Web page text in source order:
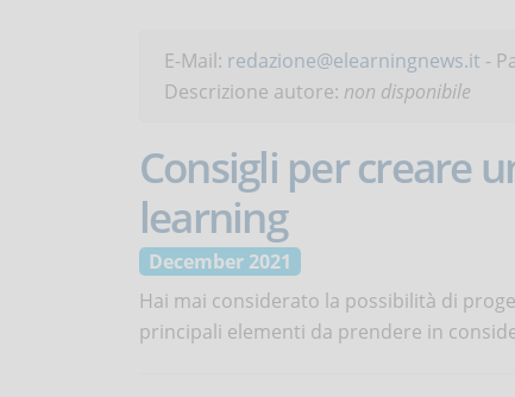
E-Mail: redazione@elearningnews.it -
Descrizione autore: non disponibile
Consigli per creare
learning
December 2021
Hai mai considerato la possibilità di
principali elementi da prendere in